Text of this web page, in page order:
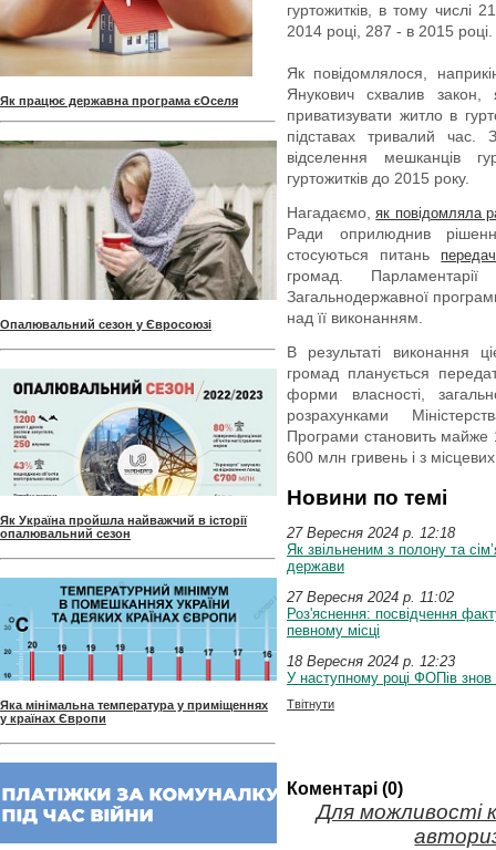
Як працює державна програма єОселя
Опалювальний сезон у Євросоюзі
Як Україна пройшла найважчий в історії
опалювальний сезон
Яка мінімальна температура у приміщеннях
у країнах Європи
гуртожитків, в тому
2014 році, 287 - в 2015 році.
Як повідомлялося,
Янукович схвалив
приватизувати житло в
підставах тривалий
відселення мешканців
гуртожитків до 2015 року.
Нагадаємо,як повідомляла
Ради оприлюднив
стосуються питань
громад.
Загальнодержавної
над її виконанням.
В результаті виконання
громад планується
форми власності,
розрахунками
Програми становить
600 млн гривень і з
Новини по темі
27 Вересня 2024 p. 12:18
Як звільненим з полону та
держави
27 Вересня 2024 p. 11:02
Роз'яснення: посвідчення
певному місці
18 Вересня 2024 p. 12:23
У наступному році ФОПів
Твітнути
Коментарі (0)
Для можливості